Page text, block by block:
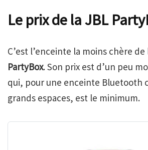
Le prix de la JBL
C’est l’enceinte la moins chère
PartyBox. Son prix est d’un peu
qui, pour une enceinte Bluetooth
grands espaces, est le minimum.